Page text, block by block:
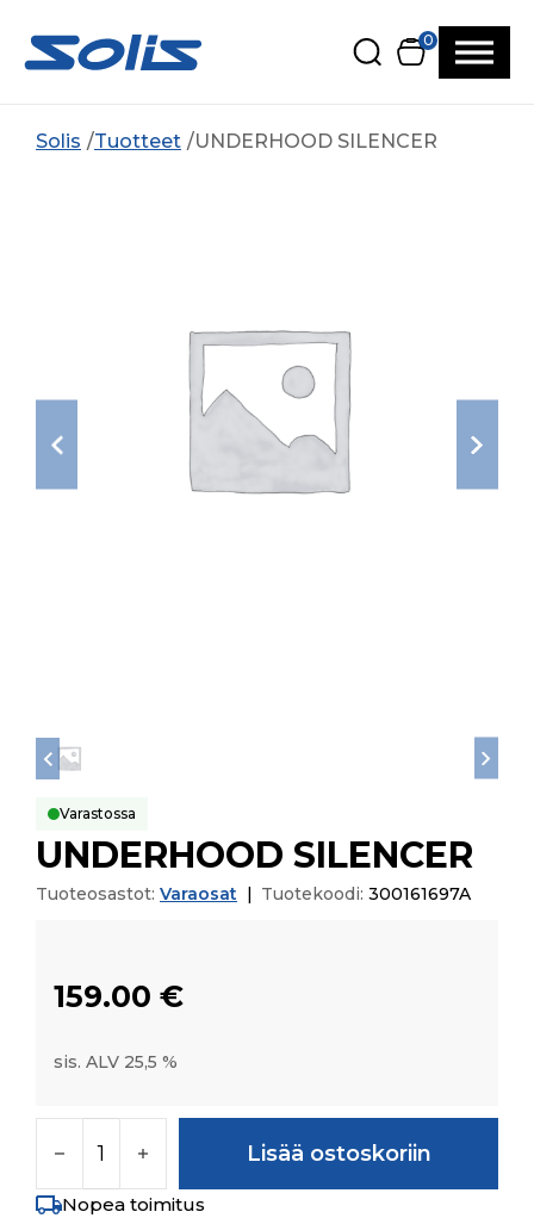
0
Solis Tuotteet UNDERHOOD SILENCER
Varastossa
UNDERHOOD SILENCER
Tuoteosastot: Varaosat Tuotekoodi: 300161697A
159.00 €
sis. ALV 25,5 %
Lisää ostoskoriin
Nopea toimitus